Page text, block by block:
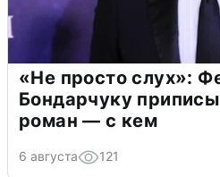
«Не просто слух»:
Бондарчуку
роман — с кем
6 августа 121